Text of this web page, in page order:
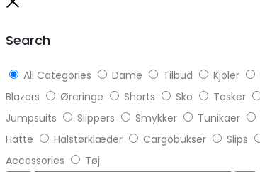
Search
All Categories Dame Tilbud Kjoler
Blazers
Øreringe Shorts Sko Tasker
Jumpsuits
Slippers Smykker Tunikaer
Hatte
Halstørklæder Cargobukser Slips
Accessories
Tøj